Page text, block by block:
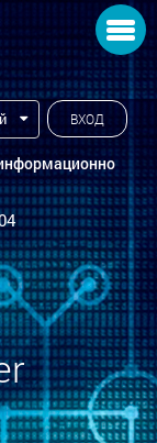
Toggle navigation
ВХОД